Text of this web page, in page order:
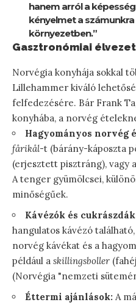
hanem arról a
kényelmet a
környezetben.”
Gasztronómiai
Norvégia konyhája sokkal
Lillehammer kiváló
felfedezésére. Bár Frank
konyhába, a norvég
Hagyományos norvég
fårikål-t (bárány-káposzta
(erjesztett pisztráng), vagy a
A tenger gyümölcsei,
minőségűek.
Kávézók és
hangulatos kávézó
norvég kávékat és a
például a skillingsboller
(Norvégia "nemzeti
Éttermi ajánlások: A